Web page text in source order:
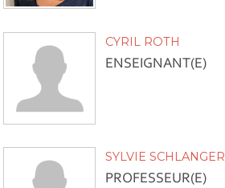
CYRIL ROTH
ENSEIGNANT(E)
SYLVIE SCHLANGER
PROFESSEUR(E)